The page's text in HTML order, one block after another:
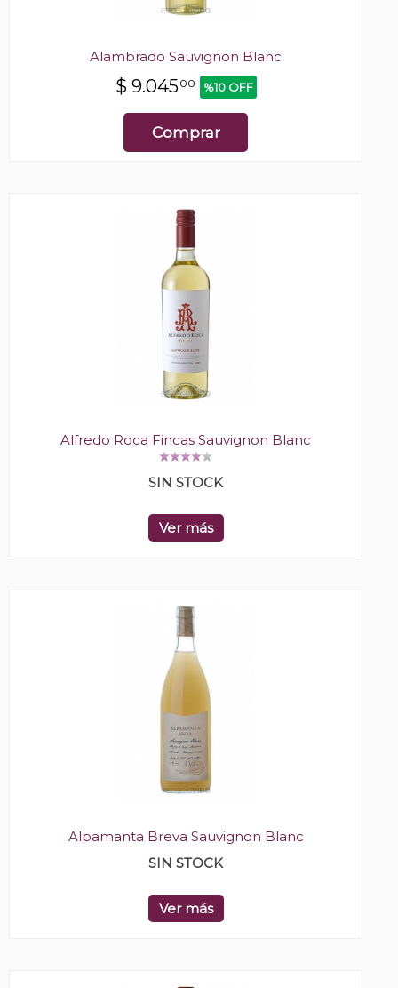
Alambrado Sauvignon Blanc
$ 9.04500 %10 OFF
Comprar
Alfredo Roca Fincas Sauvignon Blanc
SIN STOCK
Ver más
Alpamanta Breva Sauvignon Blanc
SIN STOCK
Ver más